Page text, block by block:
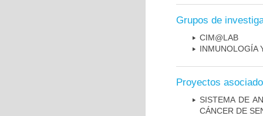
Grupos de
CIM@LAB
INMUNOLOGÍA
Proyectos
SISTEMA DE
CÁNCER DE